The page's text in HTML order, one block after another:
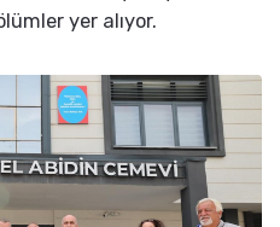
yer alıyor.